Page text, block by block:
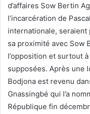
d’affaires Sow Bertin
l’incarcération de
internationale,
sa proximité avec Sow
l’opposition et surtout
supposées. Après une
Bodjona est revenu
Gnassingbé qui l’a
République fin